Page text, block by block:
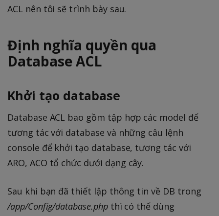
ACL nên tôi sẽ trình bày sau.
Định nghĩa quyền qua
Database ACL
Khởi tạo database
Database ACL bao gồm tập hợp các model để
tương tác với database và những câu lệnh
console để khởi tạo database, tương tác với
ARO, ACO tổ chức dưới dạng cây.
Sau khi bạn đã thiết lập thông tin về DB trong
/app/Config/database.phpthì có thể dùng